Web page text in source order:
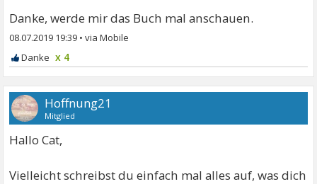
Danke, werde mir das Buch mal anschauen.
08.07.2019 19:39 •
x 4
Hoffnung21
Mitglied
Hallo Cat,
Vielleicht schreibst du einfach mal alles auf, was dich